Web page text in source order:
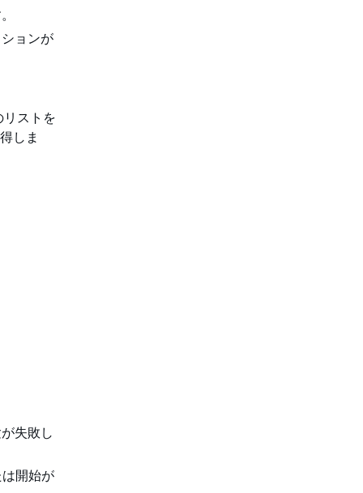
ョンが
ストを
しま
失敗し
開始が